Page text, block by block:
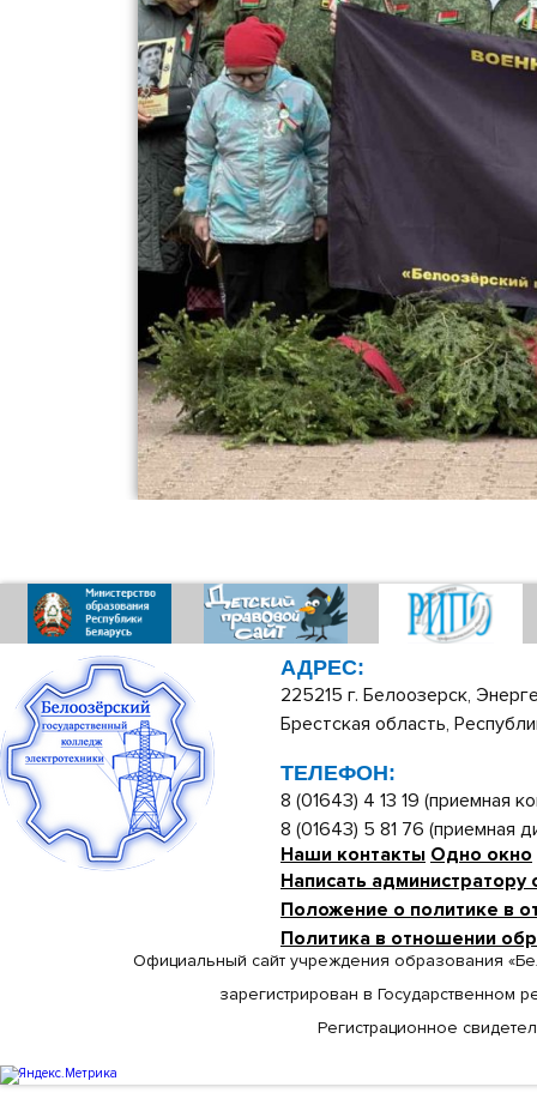
АДРЕС:
225215 г. Белоозерск,
Брестская область,
ТЕЛЕФОН:
8 (01643) 4 13 19 (приемная
8 (01643) 5 81 76 (приемная
Наши контакты Одно окно
Написать администратору
Положение о политике в
Политика в отношении
Официальный сайт учреждения образования
зарегистрирован в Государственном
Регистрационное